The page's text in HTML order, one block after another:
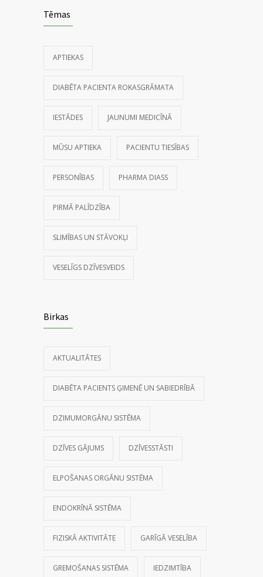
Tēmas
APTIEKAS
DIABĒTA PACIENTA ROKASGRĀMATA
IESTĀDES JAUNUMI MEDICĪNĀ
MŪSU APTIEKA PACIENTU TIESĪBAS
PERSONĪBAS PHARMA DIASS
PIRMĀ PALĪDZĪBA
SLIMĪBAS UN STĀVOKĻI
VESELĪGS DZĪVESVEIDS
Birkas
AKTUALITĀTES
DIABĒTA PACIENTS ĢIMENĒ UN SABIEDRĪBĀ
DZIMUMORGĀNU SISTĒMA
DZĪVES GĀJUMS DZĪVESSTĀSTI
ELPOŠANAS ORGĀNU SISTĒMA
ENDOKRĪNĀ SISTĒMA
FIZISKĀ AKTIVITĀTE GARĪGĀ VESELĪBA
GREMOŠANAS SISTĒMA IEDZIMTĪBA